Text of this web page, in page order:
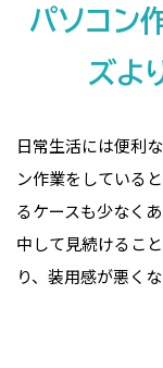
パソコン
ズよ
日常生活には便利
ン作業をしている
るケースも少なく
中して見続けるこ
り、装用感が悪く